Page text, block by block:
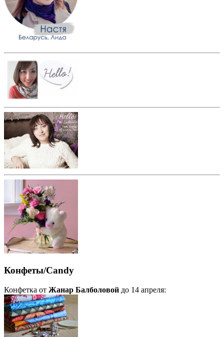
Конфеты/Candy
Конфетка от Жанар Балболовой до 14 апреля: